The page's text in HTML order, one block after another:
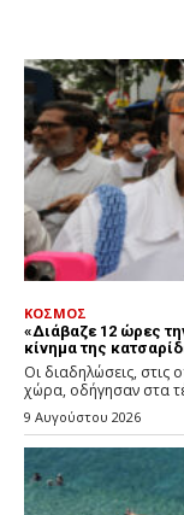
ΚΟΣΜΟΣ
«Διάβαζε 12 ώρες
κίνημα της
Οι διαδηλώσεις, στις
χώρα, οδήγησαν στα
9 Αυγούστου 2026